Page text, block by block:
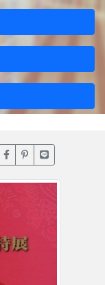
臉書分享(另開新視窗)
噗浪分享(另開新
Line分享(另